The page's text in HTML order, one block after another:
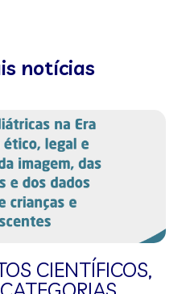
notícias
CIENTÍFICOS,